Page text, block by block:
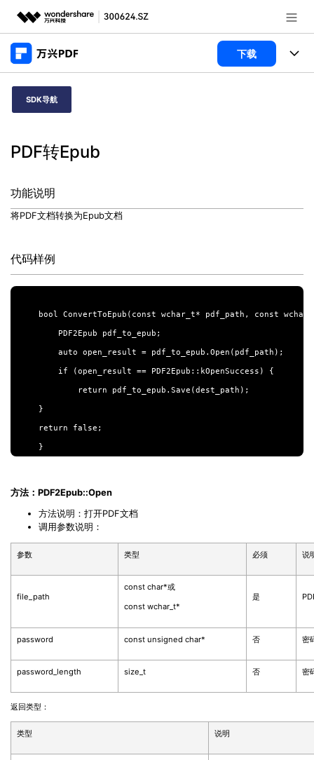
推荐产品
实用工具
政企服务
关于万兴
加入我们
客服热线：4000-300624
下载
产品
万兴PDF Windows版
移动端
万兴PDF SDK
PDF新功能
PDF编辑器
PDF转换器
PDF加密
PDF文件压缩
PDF批量工具
PDF提取页面
PDF表格
PDF文件创建
PDF注释
PDF OCR
商业合作
学校&教育
经销商招募
帮助中心
用户指南
常见问题
产品信息
02.转换PDF
查看更多 >
SDK导航
PDF转Epub
功能说明
将PDF文档转换为Epub文档
代码样例
bool ConvertToEpub(const wchar_t* pdf_path, const
    PDF2Epub pdf_to_epub;
    auto open_result = pdf_to_epub.Open(pdf_path);
    if (open_result == PDF2Epub::kOpenSuccess) {
        return pdf_to_epub.Save(dest_path);
}
return false;
方法：PDF2Epub::Open
方法说明：打开PDF文档
调用参数说明：
参数 类型 必须 说
file_path
const char*或
const wchar_t*
是
password const unsigned char* 否 密
password_length size_t 否 密
返回类型：
类型 说明